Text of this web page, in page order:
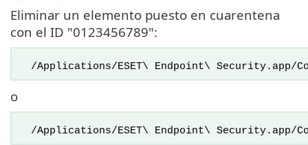
Eliminar un elemento puesto en cuarentena
con el ID "0123456789":
/Applications/ESET\ Endpoint\ Security.app/
o
/Applications/ESET\ Endpoint\ Security.app/